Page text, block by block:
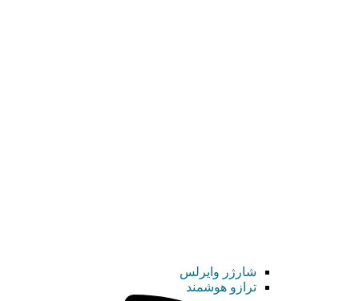
شارژر وایرلس
ترازو هوشمند